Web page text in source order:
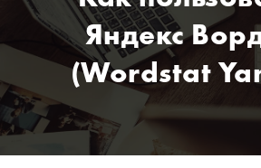
Яндекс
(Wordstat